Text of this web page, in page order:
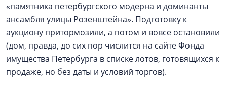
«памятника петербургского модерна и доминанты
ансамбля улицы Розенштейна». Подготовку к
аукциону притормозили, а потом и вовсе остановили
(дом, правда, до сих пор числится на сайте Фонда
имущества Петербурга в списке лотов, готовящихся к
продаже, но без даты и условий торгов).